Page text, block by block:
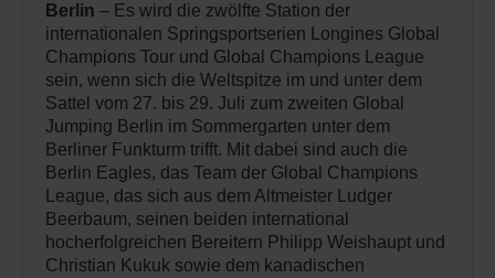
Berlin – Es wird die zwölfte Station der
internationalen Springsportserien Longines Global
Champions Tour und Global Champions League
sein, wenn sich die Weltspitze im und unter dem
Sattel vom 27. bis 29. Juli zum zweiten Global
Jumping Berlin im Sommergarten unter dem
Berliner Funkturm trifft. Mit dabei sind auch die
Berlin Eagles, das Team der Global Champions
League, das sich aus dem Altmeister Ludger
Beerbaum, seinen beiden international
hocherfolgreichen Bereitern Philipp Weishaupt und
Christian Kukuk sowie dem kanadischen